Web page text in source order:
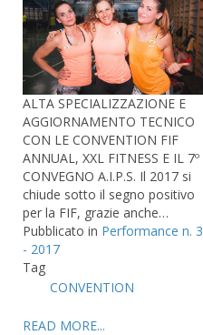
ALTA SPECIALIZZAZIONE E
AGGIORNAMENTO TECNICO
CON LE CONVENTION FIF
ANNUAL, XXL FITNESS E IL 7º
CONVEGNO A.I.P.S. Il 2017 si
chiude sotto il segno positivo
per la FIF, grazie anche…
Pubblicato in Performance n. 3
- 2017
Tag
CONVENTION
READ MORE...